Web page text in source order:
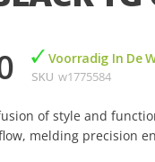
Voorradig In De
SKU w1775584
of style and
melding precision